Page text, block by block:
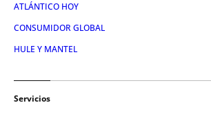
ATLÁNTICO HOY
CONSUMIDOR GLOBAL
HULE Y MANTEL
Servicios